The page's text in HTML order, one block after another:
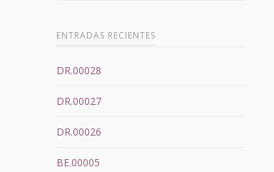
ENTRADAS RECIENTES
DR.00028
DR.00027
DR.00026
BE.00005